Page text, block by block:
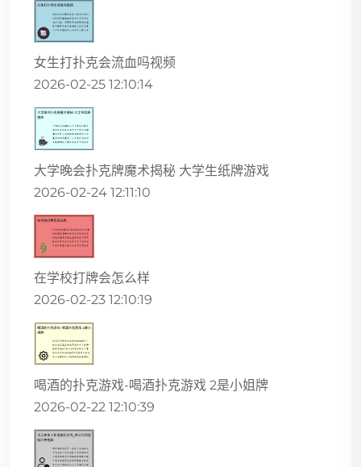
女生打扑克会流血吗视频
2026-02-25 12:10:14
大学晚会扑克牌魔术揭秘 大学生纸牌游戏
2026-02-24 12:11:10
在学校打牌会怎么样
2026-02-23 12:10:19
喝酒的扑克游戏-喝酒扑克游戏 2是小姐牌
2026-02-22 12:10:39